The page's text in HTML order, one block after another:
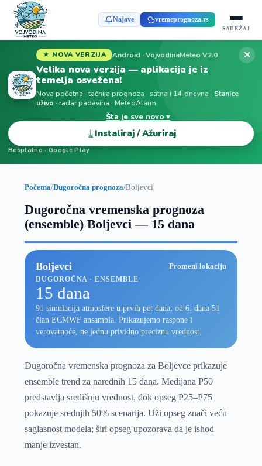
Najave vremeprognoza.rs
SADRŽAJ
★ NOVA VERZIJA Android · VojvodinaMeteo V2.0
Velika nova verzija — aplikacija je iz
temelja osvežena!
Nova početna · tačnija prognoza · satna i 14-dnevna · Stanice
uživo · radar padavina · MeteoAlarm
Šta je sve novo ▾
⤓ Instaliraj / Ažuriraj
Besplatno · Google Play
✕
Početna/Dugoročna prognoza/Boljevci
Dugoročna vremenska prognoza
(ensemble) Boljevci — 15 dana
Boljevci Promeni lokaciju
DUGOROČNA · ENSEMBLE
15 dana
91 simulacija atmosfere u prvih pet dana; od 6. dana 51
član ECMWF ansambla. Prikazujemo raspone i
verovatnoće, ne jednu prividno preciznu vrednost.
Dugoročna vremenska prognoza za Boljevce prikazuje
ensemble trend za narednih 15 dana. Medijana P50
predstavlja središnju vrednost, dok opseg P25–P75
pokazuje srednjih 50% scenarija. Uži opseg znači veću
saglasnost modela; širi opseg upozorava da je ishod
manje izvestan.